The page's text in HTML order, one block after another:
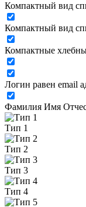
Компактный вид
Компактный вид
Компактные
Логин равен email
Фамилия Имя
Тип 1
Тип 2
Тип 3
Тип 4